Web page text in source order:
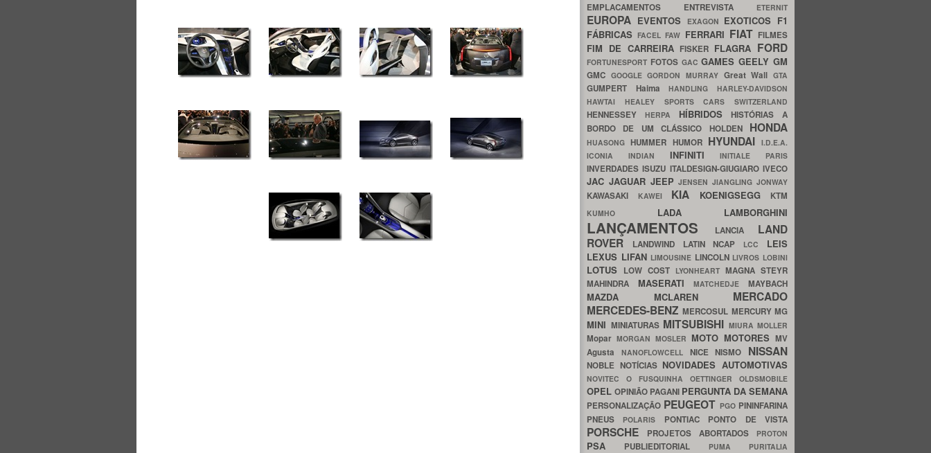
EMPLACAMENTOS ENTREVISTA ETERNIT
EUROPA EVENTOS EXAGON EXOTICOS F1
FÁBRICASFACELFAW FERRARI FIAT FILMES
FIM DE CARREIRA FISKER FLAGRA FORD
FORTUNESPORT FOTOS GACGAMESGEELYGM
GMC GOOGLEGORDON MURRAY Great WallGTA
GUMPERT HaimaHANDLINGHARLEY-DAVIDSON
HAWTAI HEALEY SPORTS CARS SWITZERLAND
HENNESSEY HERPA HÍBRIDOSHISTÓRIAS A
BORDO DE UM CLÁSSICO HOLDEN HONDA
HUASONGHUMMER HUMOR HYUNDAI I.D.E.A.
ICONIA INDIAN INFINITIINITIALE PARIS
INVERDADESISUZU ITALDESIGN-GIUGIAROIVECO
JAC JAGUAR JEEPJENSENJIANGLINGJONWAY
KAWASAKI KAWEI KIA KOENIGSEGG KTM
KUMHO LADA LAMBORGHINI
LANÇAMENTOS LANCIA LAND
ROVER
LANDWIND LATIN NCAP LCC LEIS
LEXUS LIFAN LIMOUSINE LINCOLN LIVROS LOBINI
LOTUS LOW COST LYONHEART MAGNA STEYR
MAHINDRA MASERATIMATCHEDJEMAYBACH
MAZDA MCLAREN MERCADO
MERCEDES-BENZMERCOSUL MERCURYMG
MINI MINIATURAS MITSUBISHI MIURA MOLLER
Mopar MORGAN MOSLER MOTO MOTORES MV
Agusta NANOFLOWCELL NICENISMO NISSAN
NOBLE NOTÍCIAS NOVIDADES AUTOMOTIVAS
NOVITEC O FUSQUINHA OETTINGER OLDSMOBILE
OPEL OPINIÃO PAGANI PERGUNTA DA SEMANA
PERSONALIZAÇÃO PEUGEOT PGO PININFARINA
PNEUS
POLARIS PONTIAC PONTO DE VISTA
PORSCHE PROJETOS ABORTADOS PROTON
PSA PUBLIEDITORIAL PUMA PURITALIA